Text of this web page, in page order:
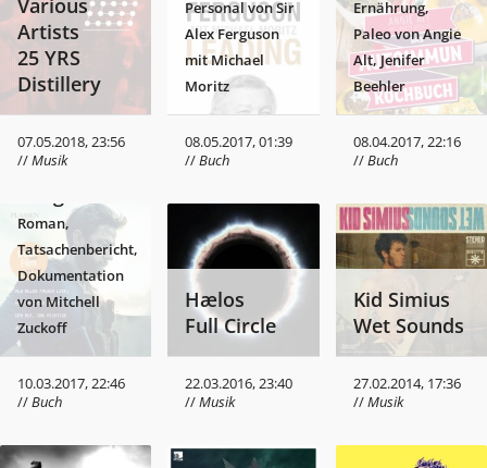
Various
Artists
25 YRS
Distillery
07.05.2018, 23:56
//Musik
Personal von Sir
Alex Ferguson
mit Michael
Moritz
08.05.2017, 01:39
//Buch
Ernährung,
Paleo von Angie
Alt, Jenifer
Beehler
08.04.2017, 22:16
//Buch
13 Hours -
The Secret
Soldiers of
Roman,
Tatsachenbericht,
Dokumentation
von Mitchell
Zuckoff
10.03.2017, 22:46
//Buch
Hælos
Full Circle
22.03.2016, 23:40
//Musik
Kid Simius
Wet Sounds
27.02.2014, 17:36
//Musik